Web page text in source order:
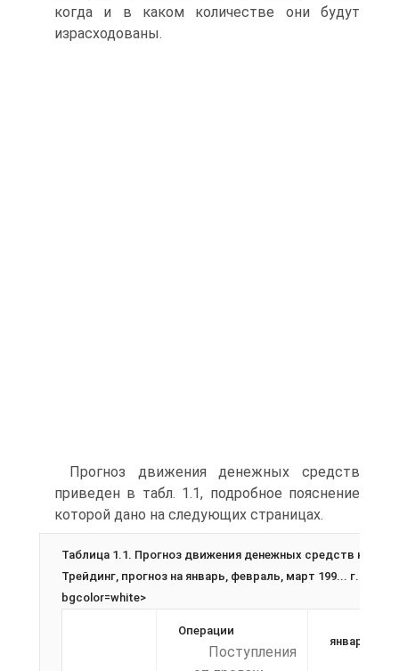
когда и в каком количестве они будут
израсходованы.
Прогноз движения денежных средств
приведен в табл. 1.1, подробное пояснение
которой дано на следующих страницах.
Таблица 1.1. Прогноз движения денежных средств
Трейдинг, прогноз на январь, февраль, март 199... г.
bgcolor=white>
Операции
Поступления
январь